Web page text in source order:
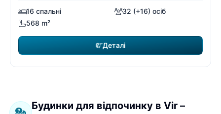
16 спальні
32 (+16) осіб
568 m²
Деталі
Будинки для відпочинку в Vir –